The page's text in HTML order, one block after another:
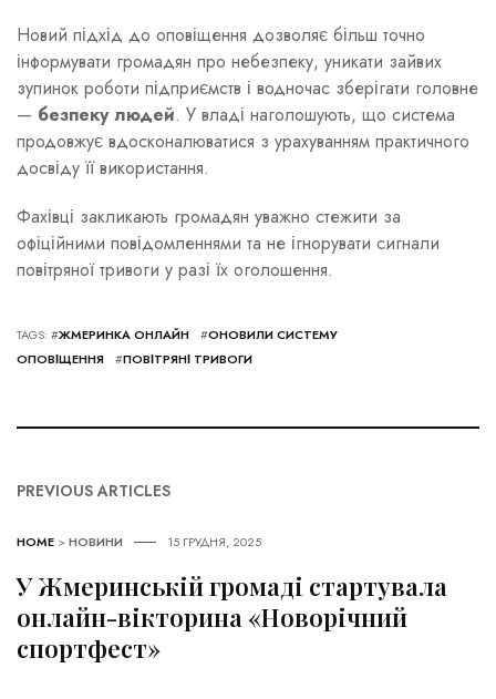
Новий підхід до оповіщення дозволяє більш точно
інформувати громадян про небезпеку, уникати зайвих
зупинок роботи підприємств і водночас зберігати головне
— безпеку людей. У владі наголошують, що система
продовжує вдосконалюватися з урахуванням практичного
досвіду її використання.
Фахівці закликають громадян уважно стежити за
офіційними повідомленнями та не ігнорувати сигнали
повітряної тривоги у разі їх оголошення.
TAGS: #ЖМЕРИНКА ОНЛАЙН #ОНОВИЛИ СИСТЕМУ
ОПОВІЩЕННЯ
#ПОВІТРЯНІ ТРИВОГИ
PREVIOUS ARTICLES
HOME >НОВИНИ 15 ГРУДНЯ, 2025
У Жмеринській громаді стартувала
онлайн-вікторина «Новорічний
спортфест»